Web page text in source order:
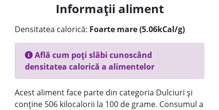
Informații aliment
Densitatea calorică: Foarte mare (5.06kCal/g)
Află cum poți slăbi cunoscând
densitatea calorică a alimentelor
Acest aliment face parte din categoria Dulciuri și
conține 506 kilocalorii la 100 de grame. Consumul a